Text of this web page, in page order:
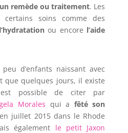
remède ou traitement. Les
certains soins comme des
l’hydratationou encore l’aide
d’enfants naissant avec
que quelques jours, il existe
possible de citer par
Morales qui a fêté son
en juillet 2015 dans le Rhode
également le petit Jaxon